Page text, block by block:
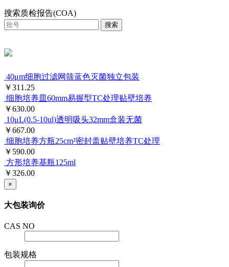
搜索质检报告(COA)
搜索
40μm细胞过滤网筛蓝色灭菌独立包装
￥311.25
细胞培养皿60mm易握型TC处理贴壁培养
￥630.00
10μL(0.5-10ul)透明吸头32mm盒装无菌
￥667.00
细胞培养方瓶25cm²密封盖贴壁培养TC处理
￥590.00
方形培养基瓶125ml
￥326.00
×
大包装询价
CAS NO
包装规格